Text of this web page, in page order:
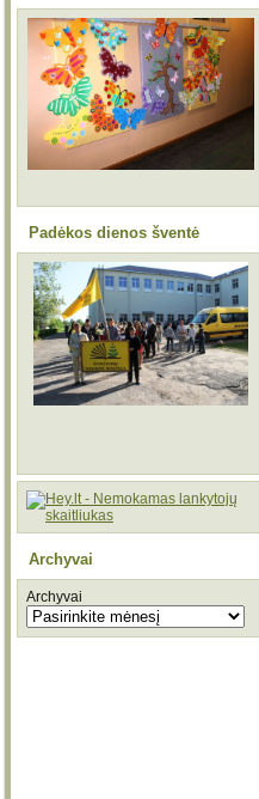
Padėkos dienos šventė
Archyvai
Archyvai